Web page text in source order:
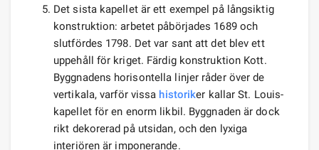
Det sista kapellet är ett exempel på långsiktig
konstruktion: arbetet påbörjades 1689 och
slutfördes 1798. Det var sant att det blev ett
uppehåll för kriget. Färdig konstruktion Kott.
Byggnadens horisontella linjer råder över de
vertikala, varför vissa historiker kallar St. Louis-
kapellet för en enorm likbil. Byggnaden är dock
rikt dekorerad på utsidan, och den lyxiga
interiören är imponerande.